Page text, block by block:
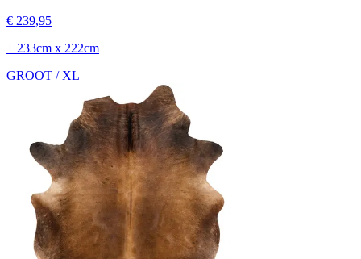
€ 239,95
± 233cm x 222cm
GROOT / XL